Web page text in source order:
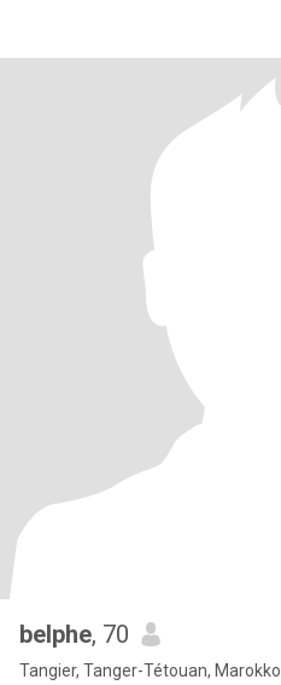
belphe, 70
Tangier, Tanger-Tétouan, Marokko